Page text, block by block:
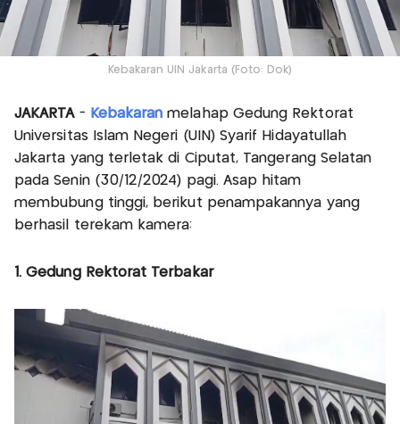
Kebakaran UIN Jakarta (Foto: Dok)
JAKARTA - Kebakaranmelahap Gedung Rektorat
Universitas Islam Negeri (UIN) Syarif Hidayatullah
Jakarta yang terletak di Ciputat, Tangerang Selatan
pada Senin (30/12/2024) pagi. Asap hitam
membubung tinggi, berikut penampakannya yang
berhasil terekam kamera:
1. Gedung Rektorat Terbakar